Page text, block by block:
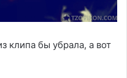
клипа бы убрала, а вот